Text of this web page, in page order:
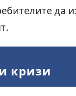
да
кризи